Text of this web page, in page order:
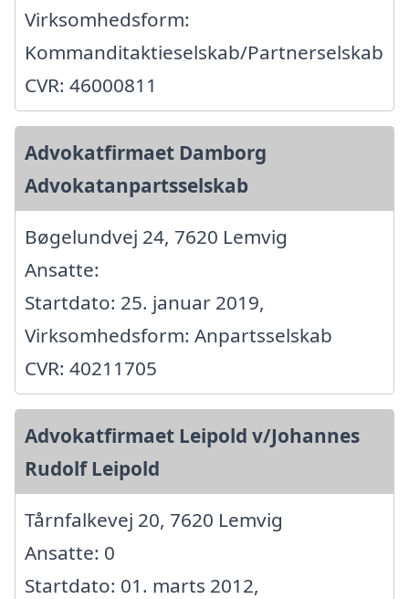
Virksomhedsform:
Kommanditaktieselskab/Partnerselskab
CVR: 46000811
Advokatfirmaet Damborg
Advokatanpartsselskab
Bøgelundvej 24, 7620 Lemvig
Ansatte:
Startdato: 25. januar 2019,
Virksomhedsform: Anpartsselskab
CVR: 40211705
Advokatfirmaet Leipold v/Johannes
Rudolf Leipold
Tårnfalkevej 20, 7620 Lemvig
Ansatte: 0
Startdato: 01. marts 2012,